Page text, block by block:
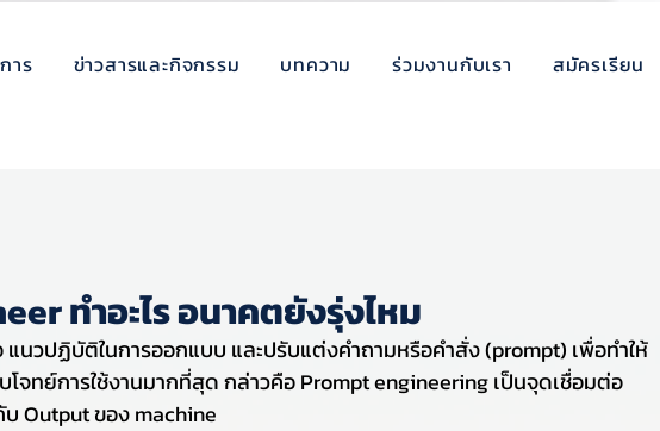
าร ข่าวสารและกิจกรรม บทความ ร่วมงานกับเรา สมัครเรียน
ทำอะไร อนาคตยังรุ่งไหม
นวปฏิบัติในการออกแบบ และปรับแต่งคำถามหรือคำสั่ง (prompt) เพื่อทำให้
จทย์การใช้งานมากที่สุด กล่าวคือ Prompt engineering เป็นจุดเชื่อมต่อ
Output ของ machine